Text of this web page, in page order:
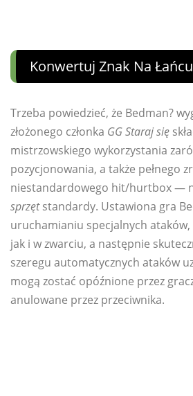
Konwertuj Znak Na
Trzeba powiedzieć, że Bedman?
złożonego członka GG Staraj się
mistrzowskiego wykorzystania
pozycjonowania, a także pełnego
niestandardowego hit/hurtbox —
sprzętstandardy. Ustawiona gra
uruchamianiu specjalnych
jak i w zwarciu, a następnie
szeregu automatycznych ataków
mogą zostać opóźnione przez
anulowane przez przeciwnika.